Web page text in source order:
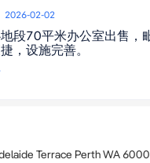
2026-02-02
段70平米办公室出售，
，设施完善。
Terrace Perth WA 6000